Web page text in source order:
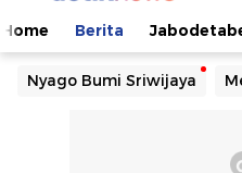
Home Berita
Nyago Bumi Sriwijaya